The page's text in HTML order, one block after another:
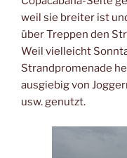
weil sie breiter ist
über Treppen den
Weil vielleicht
Strandpromenade
ausgiebig von
usw. genutzt.